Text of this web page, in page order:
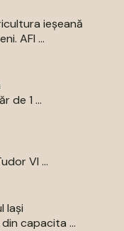
ieșeană
AFI ...
de 1 ...
Vl ...
Iași
capacita ...